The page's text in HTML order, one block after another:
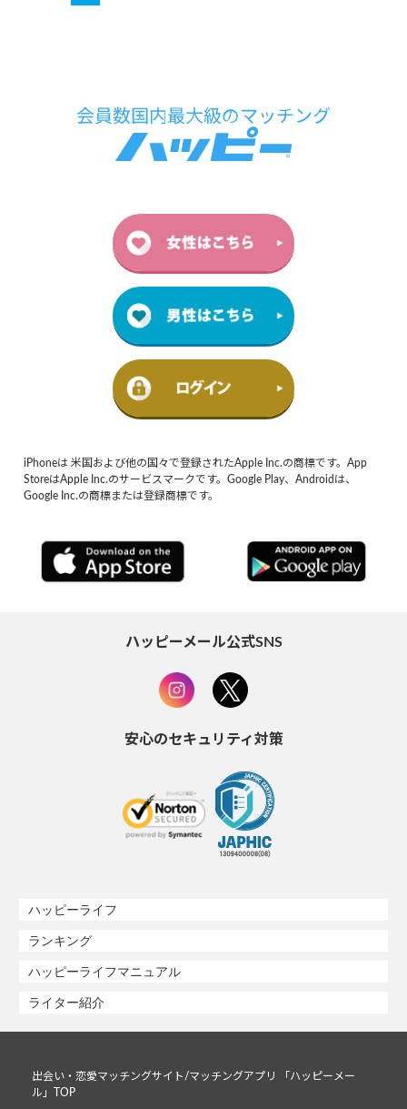
iPhoneは 米国および他の国々で登録されたApple Inc.の商標です。App
StoreはApple Inc.のサービスマークです。Google Play、Androidは、
Google Inc.の商標または登録商標です。
ハッピーメール公式SNS
安心のセキュリティ対策
ハッピーライフ
ランキング
ハッピーライフマニュアル
ライター紹介
出会い・恋愛マッチングサイト/マッチングアプリ 「ハッピーメー
ル」TOP